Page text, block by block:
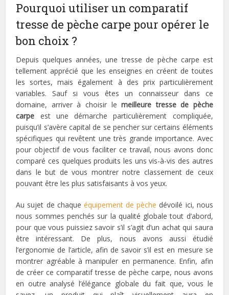
Pourquoi utiliser un comparatif
tresse de pèche carpe pour opérer le
bon choix ?
Depuis quelques années, une tresse de pèche carpe est
tellement apprécié que les enseignes en créent de toutes
les sortes, mais également à des prix particulièrement
variables. Sauf si vous êtes un connaisseur dans ce
domaine, arriver à choisir lemeilleure tresse de pèche
carpe est une démarche particulièrement compliquée,
puisqu’il s’avère capital de se pencher sur certains éléments
spécifiques qui revêtent une très grande importance. Avec
pour objectif de vous faciliter ce travail, nous avons donc
comparé ces quelques produits les uns vis-à-vis des autres
dans le but de vous montrer notre classement de ceux
pouvant être les plus satisfaisants à vos yeux.
Au sujet de chaque équipement de pèche dévoilé ici, nous
nous sommes penchés sur la qualité globale tout d’abord,
pour que vous puissiez savoir s’il s’agit d’un achat qui saura
être intéressant. De plus, nous avons aussi étudié
l’ergonomie de l’article, afin de savoir s’il est en mesure se
montrer agréable à manipuler en permanence. Enfin, afin
de créer ce comparatif tresse de pèche carpe, nous avons
en outre analysé l’élégance globale du fait que, vous le